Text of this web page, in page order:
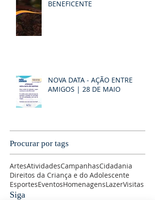
BENEFICENTE
NOVA DATA - AÇÃO ENTRE
AMIGOS | 28 DE MAIO
Procurar por tags
ArtesAtividadesCampanhasCidadania
Direitos da Criança e do Adolescente
EsportesEventosHomenagensLazerVisitas
Siga